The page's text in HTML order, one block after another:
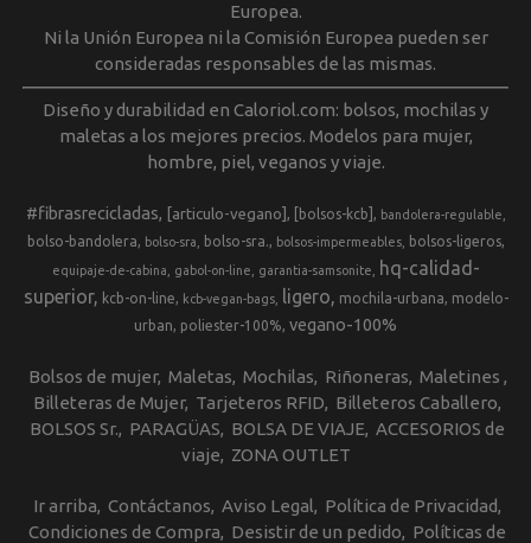
Europea.
Ni la Unión Europea ni la Comisión Europea pueden ser
consideradas responsables de las mismas.
Diseño y durabilidad en Caloriol.com: bolsos, mochilas y
maletas a los mejores precios. Modelos para mujer,
hombre, piel, veganos y viaje.
#fibrasrecicladas [articulo-vegano] [bolsos-kcb] bandolera-regulable
bolso-bandolera bolso-sra bolso-sra. bolsos-impermeables bolsos-ligeros
equipaje-de-cabina gabol-on-line garantia-samsonite
hq-calidad-
superior
kcb-on-line kcb-vegan-bags ligero mochila-urbana
modelo-
urban
poliester-100% vegano-100%
Bolsos de mujer Maletas Mochilas Riñoneras Maletines
Billeteras de Mujer Tarjeteros RFID
Billeteros Caballero
BOLSOS Sr.
PARAGÜAS BOLSA DE VIAJE ACCESORIOS de
viaje
ZONA OUTLET
Ir arriba Contáctanos Aviso Legal
Política de Privacidad
Condiciones de Compra
Desistir de un pedido Políticas de